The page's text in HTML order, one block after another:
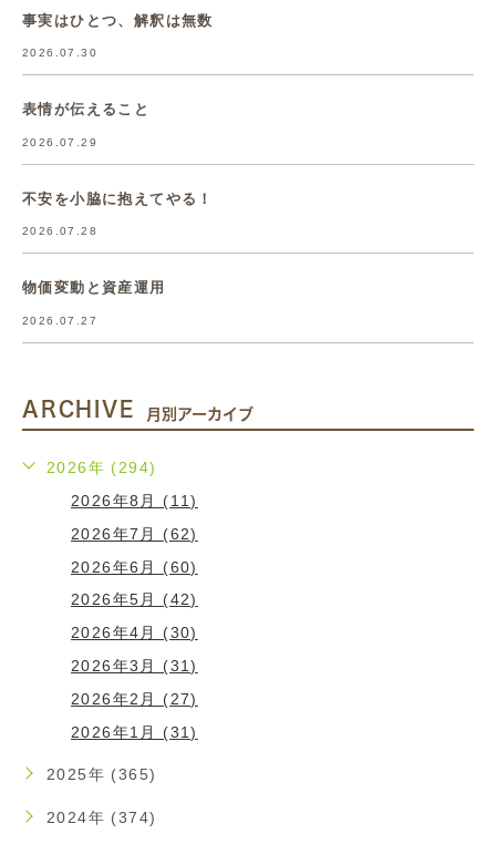
事実はひとつ、解釈は無数
2026.07.30
表情が伝えること
2026.07.29
不安を小脇に抱えてやる！
2026.07.28
物価変動と資産運用
2026.07.27
ARCHIVE 月別アーカイブ
2026年 (294)
2026年8月 (11)
2026年7月 (62)
2026年6月 (60)
2026年5月 (42)
2026年4月 (30)
2026年3月 (31)
2026年2月 (27)
2026年1月 (31)
2025年 (365)
2024年 (374)